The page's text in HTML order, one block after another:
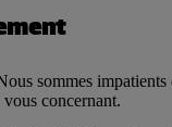
sommes
concernant.